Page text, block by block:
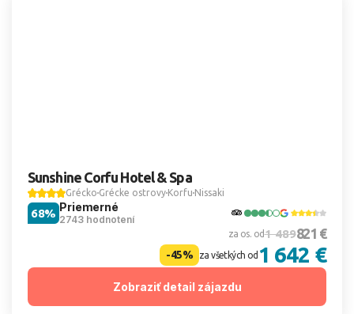
Sunshine Corfu Hotel & Spa
Grécko Grécke ostrovy Korfu Nissaki
Priemerné
2743 hodnotení
68%
za os. od1 489821 €
-45% za všetkých od 1 642 €
Zobraziť detail zájazdu